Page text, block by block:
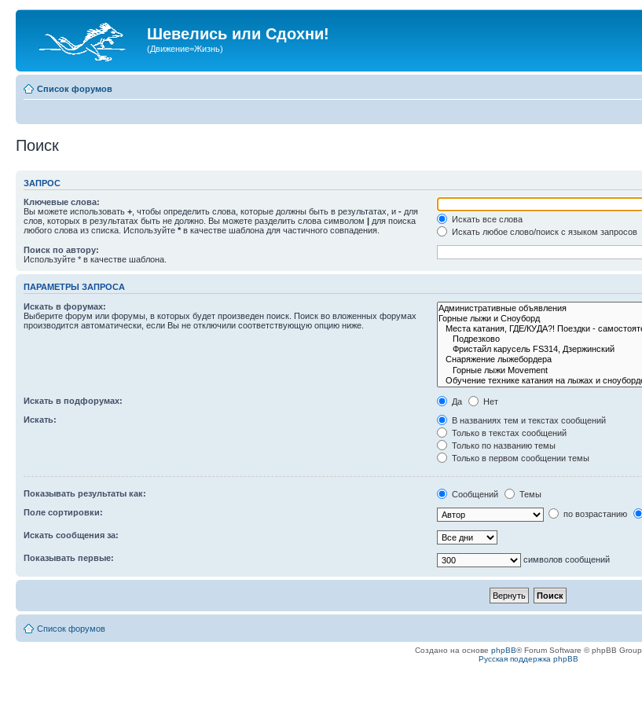
Шевелись или Сдохни!
(Движение=Жизнь)
Список форумов
Поиск
ЗАПРОС
Ключевые слова:
Вы можете использовать + , чтобы определить слова, которые должны быть в результатах, и - для
слов, которых в результатах быть не должно. Вы можете разделить слова символом | для поиска
любого слова из списка. Используйте * в качестве шаблона для частичного совпадения.
Искать все слова
Искать любое слово/поиск с языком запросов
Поиск по автору:
Используйте * в качестве шаблона.
ПАРАМЕТРЫ ЗАПРОСА
Искать в форумах:
Выберите форум или форумы, в которых будет произведен поиск. Поиск во вложенных форумах
производится автоматически, если Вы не отключили соответствующую опцию ниже.
Искать в подфорумах: Да
Нет
Искать:
В названиях тем и текстах сообщений
Только в текстах сообщений
Только по названию темы
Только в первом сообщении темы
Показывать результаты как: Сообщений
Темы
Поле сортировки:
по возрастанию
Искать сообщения за:
Показывать первые: символов сообщений
Список форумов
Создано на основе phpBB® Forum Software © phpBB Group
Русская поддержка phpBB